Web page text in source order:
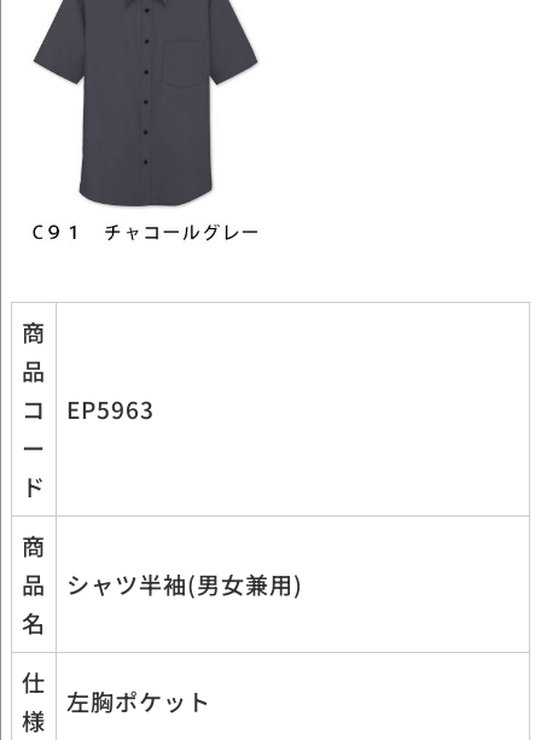
商
品
コ
ー
ド
EP5963
商
品
名
シャツ半袖(男女兼用)
仕
様
左胸ポケット